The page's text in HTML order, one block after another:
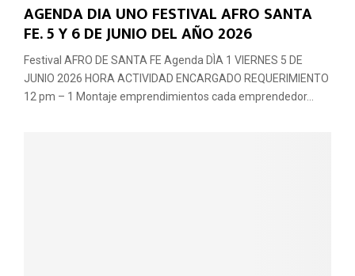
AGENDA DIA UNO FESTIVAL AFRO SANTA
FE. 5 Y 6 DE JUNIO DEL AÑO 2026
Festival AFRO DE SANTA FE Agenda DÌA 1 VIERNES 5 DE
JUNIO 2026 HORA ACTIVIDAD ENCARGADO REQUERIMIENTO
12 pm – 1 Montaje emprendimientos cada emprendedor...